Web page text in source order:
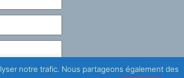
notre trafic. Nous partageons également des